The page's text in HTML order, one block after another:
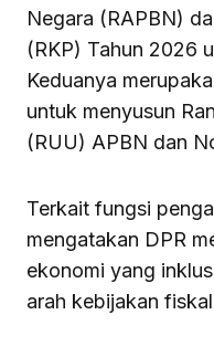
Negara (RAPBN)
(RKP) Tahun 2026
Keduanya
untuk menyusun
(RUU) APBN dan
Terkait fungsi
mengatakan DPR
ekonomi yang
arah kebijakan